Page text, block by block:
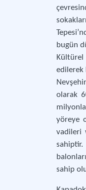
bugün
edilerek
olarak
yöreye
vadileri
sahip